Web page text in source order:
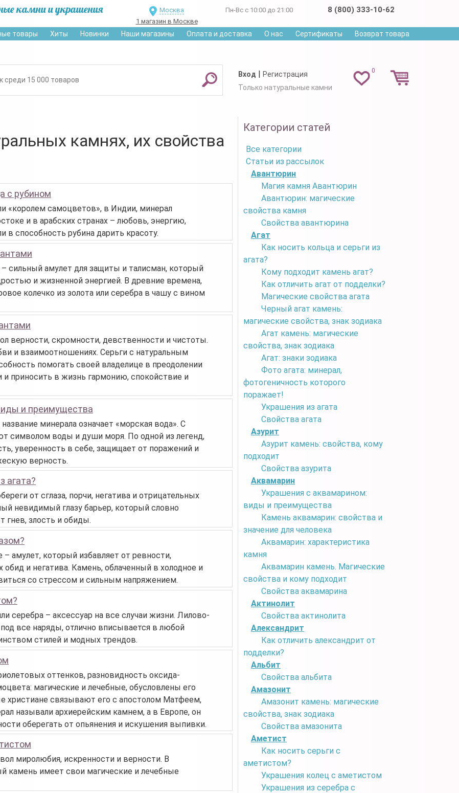
камни и украшения
Москва
1 магазин в Москве
Пн-Вс с 10:00 до 21:00 8 (800) 333-10-62
товары Хиты Новинки Наши магазины Оплата и доставка О нас Сертификаты Возврат товара
0
Вход | Регистрация
Только натуральные камни
камнях, их свойства
с рубином
«королем самоцветов», в Индии, минерал
и в арабских странах – любовь, энергию,
в способность рубина дарить красоту.
сильный амулет для защиты и талисман, который
и жизненной энергией. В древние времена,
колечко из золота или серебра в чашу с вином
верности, скромности, девственности и чистоты.
и взаимоотношениях. Серьги с натуральным
помогать своей владелице в преодолении
и приносить в жизнь гармонию, спокойствие и
и преимущества
минерала означает «морская вода». С
символом воды и души моря. По одной из легенд,
уверенность в себе, защищает от поражений и
верность.
агата?
от сглаза, порчи, негатива и отрицательных
невидимый глазу барьер, который словно
гнев, злость и обиды.
– амулет, который избавляет от ревности,
обид и негатива. Камень, облаченный в холодное и
со стрессом и сильным напряжением.
серебра – аксессуар на все случаи жизни. Лилово-
все наряды, отлично вписывается в любой
стилей и модных трендов.
оттенков, разновидность оксида-
магические и лечебные, обусловлены его
христиане связывают его с апостолом Матфеем,
называли архиерейским камнем, а в Европе, он
оберегать от опьянения и искушения выпивки.
миролюбия, искренности и верности. В
камень имеет свои магические и лечебные
Категории статей
Все категории
Статьи из рассылок
Авантюрин
Магия камня Авантюрин
Авантюрин: магические
свойства камня
Свойства авантюрина
Агат
Как носить кольца и серьги из
агата?
Кому подходит камень агат?
Как отличить агат от подделки?
Магические свойства агата
Черный агат камень:
магические свойства, знак зодиака
Агат камень: магические
свойства, знак зодиака
Агат: знаки зодиака
Фото агата: минерал,
фотогеничность которого
поражает!
Украшения из агата
Свойства агата
Азурит
Азурит камень: свойства, кому
подходит
Свойства азурита
Аквамарин
Украшения с аквамарином:
виды и преимущества
Камень аквамарин: свойства и
значение для человека
Аквамарин: характеристика
камня
Аквамарин камень. Магические
свойства и кому подходит
Свойства аквамарина
Актинолит
Свойства актинолита
Александрит
Как отличить александрит от
подделки?
Альбит
Свойства альбита
Амазонит
Амазонит камень: магические
свойства, знак зодиака
Свойства амазонита
Аметист
Как носить серьги с
аметистом?
Украшения колец с аметистом
Украшения из серебра с